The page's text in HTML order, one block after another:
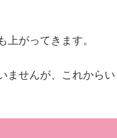
がってきます。
ませんが、これからい